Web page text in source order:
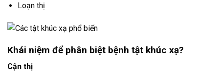
Loạn thị
Khái niệm để phân biệt bệnh tật khúc xạ?
Cận thị